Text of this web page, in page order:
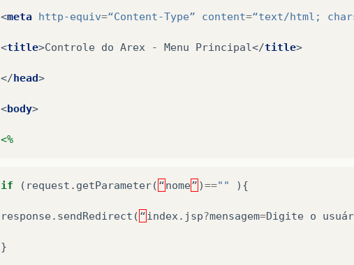
<meta http-equiv=“Content-Type” content=“text/html;
<title>Controle do Arex - Menu Principal</title>
</head>
<body>
<%
if ( request . getParameter( “nome” )=="" ){
response. sendRedirect ( “index . jsp?mensagem=Digite o
}